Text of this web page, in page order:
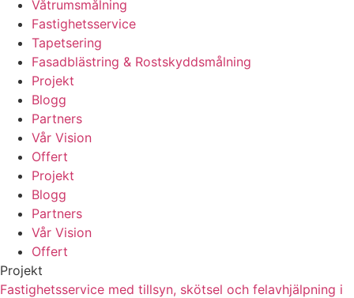
Våtrumsmålning
Fastighetsservice
Tapetsering
Fasadblästring & Rostskyddsmålning
Projekt
Blogg
Partners
Vår Vision
Offert
Projekt
Blogg
Partners
Vår Vision
Offert
Projekt
Fastighetsservice med tillsyn, skötsel och felavhjälpning i